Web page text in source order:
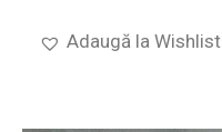
Adaugă la Wishlist